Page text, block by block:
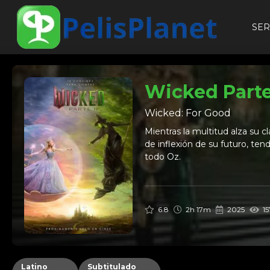
Wicked
Wicked: For Good
Mientras la multitud alza su
de inflexión de su futuro,
todo Oz.
6.8 2h 17m 2025
Latino
Subtitulado